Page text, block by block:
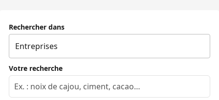
Rechercher dans
Votre recherche